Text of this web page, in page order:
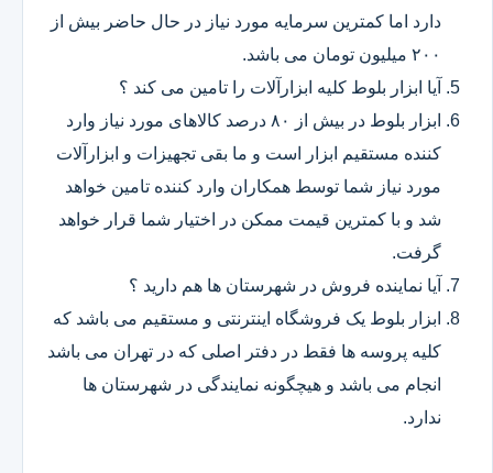
دارد اما کمترین سرمایه مورد نیاز در حال حاضر بیش از
۲۰۰ میلیون تومان می باشد.
آیا ابزار بلوط کلیه ابزارآلات را تامین می کند ؟
ابزار بلوط در بیش از ۸۰ درصد کالاهای مورد نیاز وارد
کننده مستقیم ابزار است و ما بقی تجهیزات و ابزارآلات
مورد نیاز شما توسط همکاران وارد کننده تامین خواهد
شد و با کمترین قیمت ممکن در اختیار شما قرار خواهد
گرفت.
آیا نماینده فروش در شهرستان ها هم دارید ؟
ابزار بلوط یک فروشگاه اینترنتی و مستقیم می باشد که
کلیه پروسه ها فقط در دفتر اصلی که در تهران می باشد
انجام می باشد و هیچگونه نمایندگی در شهرستان ها
ندارد.